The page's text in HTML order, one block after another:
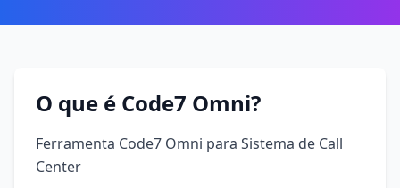
O que é Code7 Omni?
Ferramenta Code7 Omni para Sistema de Call
Center